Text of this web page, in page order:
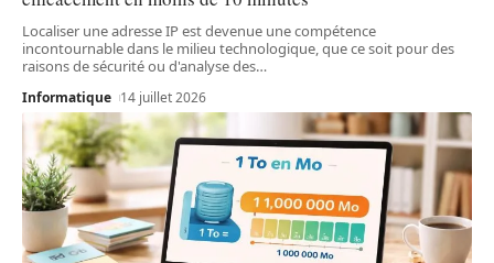
Localiser une adresse IP est devenue une compétence
incontournable dans le milieu technologique, que ce soit pour des
raisons de sécurité ou d'analyse des…
Informatique 14 juillet 2026